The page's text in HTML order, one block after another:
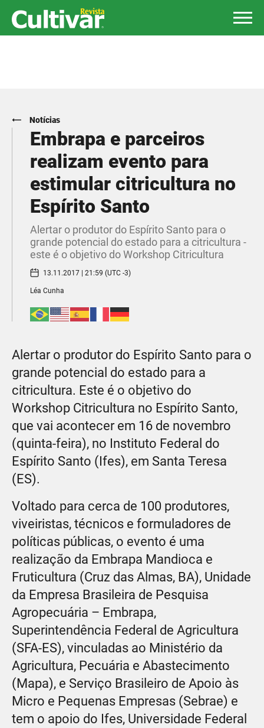
Notícias
Embrapa e parceiros
realizam evento para
estimular citricultura no
Espírito Santo
Alertar o produtor do Espírito Santo para o
grande potencial do estado para a citricultura -
este é o objetivo do Workshop Citricultura
13.11.2017 | 21:59 (UTC -3)
Léa Cunha​
Alertar o produtor do Espírito Santo para o
grande potencial do estado para a
citricultura. Este é o objetivo do
Workshop Citricultura no Espírito Santo,
que vai acontecer em 16 de novembro
(quinta-feira), no Instituto Federal do
Espírito Santo (Ifes), em Santa Teresa
(ES).
Voltado para cerca de 100 produtores,
viveiristas, técnicos e formuladores de
políticas públicas, o evento é uma
realização da Embrapa Mandioca e
Fruticultura (Cruz das Almas, BA), Unidade
da Empresa Brasileira de Pesquisa
Agropecuária – Embrapa,
Superintendência Federal de Agricultura
(SFA-ES), vinculadas ao Ministério da
Agricultura, Pecuária e Abastecimento
(Mapa), e Serviço Brasileiro de Apoio às
Micro e Pequenas Empresas (Sebrae) e
tem o apoio do Ifes, Universidade Federal